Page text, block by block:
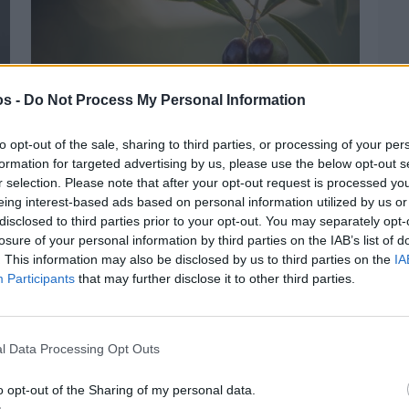
- Do Not Process My Personal Information
opt-out of the sale, sharing to third parties, or processing of your
for targeted advertising by us, please use the below opt-out
selection. Please note that after your opt-out request is processed
interest-based ads based on personal information utilized by us
to third parties prior to your opt-out. You may separately
of your personal information by third parties on the IAB’s list of
This information may also be disclosed by us to third parties on the
Participants that may further disclose it to other third parties.
Data Processing Opt Outs
opt-out of the Sharing of my personal data.
Πριν 2 ημέρες
Ελαιοκομικό Μητρώο: Ξεκινά η
προετοιμασία των ελαιοπαραγωγών στη
Χίο